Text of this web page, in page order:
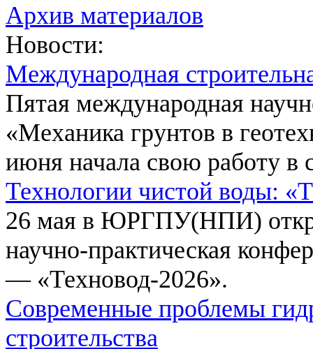
Архив материалов
Новости:
Международная
Пятая международная
«Механика грунтов в
июня начала свою работу в
Технологии чистой воды:
26 мая в ЮРГПУ(НПИ)
научно-практическая
— «Техновод-2026».
Современные проблемы
строительства